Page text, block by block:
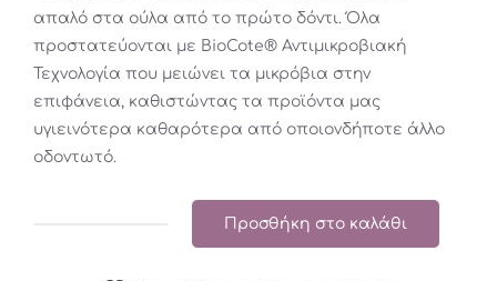
απαλό στα ούλα από το πρώτο δόντι. Όλα
προστατεύονται με BioCote® Αντιμικροβιακή
Τεχνολογία που μειώνει τα μικρόβια στην
επιφάνεια, καθιστώντας τα προϊόντα μας
υγιεινότερα καθαρότερα από οποιονδήποτε άλλο
οδοντωτό.
Προσθήκη στο καλάθι